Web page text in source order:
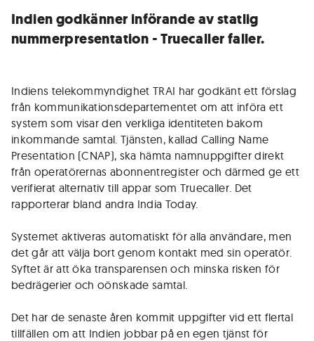
Indien godkänner införande av statlig
nummerpresentation - Truecaller faller.
Indiens telekommyndighet TRAI har godkänt ett förslag
från kommunikationsdepartementet om att införa ett
system som visar den verkliga identiteten bakom
inkommande samtal. Tjänsten, kallad Calling Name
Presentation (CNAP), ska hämta namnuppgifter direkt
från operatörernas abonnentregister och därmed ge ett
verifierat alternativ till appar som Truecaller. Det
rapporterar bland andra India Today.
Systemet aktiveras automatiskt för alla användare, men
det går att välja bort genom kontakt med sin operatör.
Syftet är att öka transparensen och minska risken för
bedrägerier och oönskade samtal.
Det har de senaste åren kommit uppgifter vid ett flertal
tillfällen om att Indien jobbar på en egen tjänst för